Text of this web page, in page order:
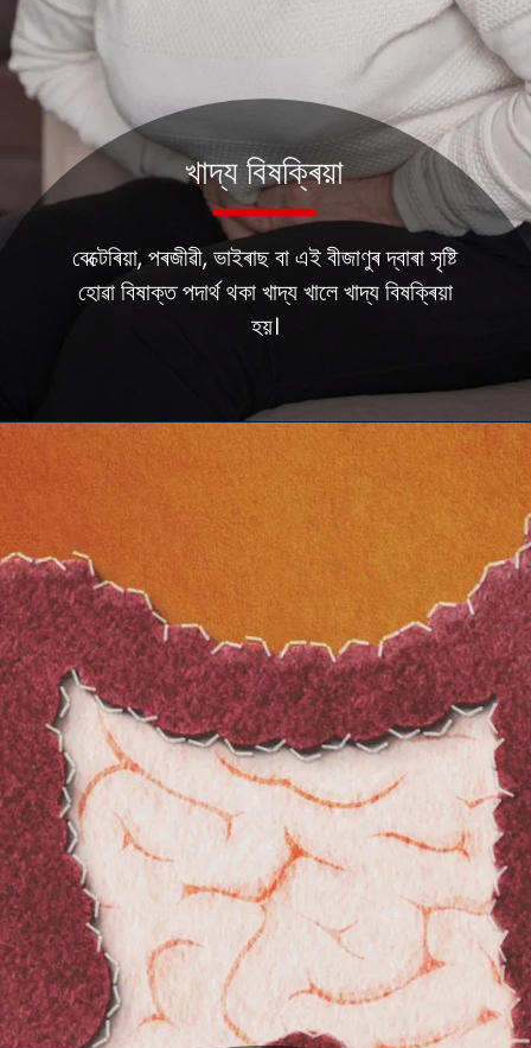
বেক্টেৰিয়া, পৰজীৱী, ভাইৰাছ বা এই বীজাণুৰ দ্বাৰা সৃষ্টি
হোৱা বিষাক্ত পদাৰ্থ থকা খাদ্য খালে খাদ্য বিষক্ৰিয়া
হয়।
খাদ্য বিষক্ৰিয়া